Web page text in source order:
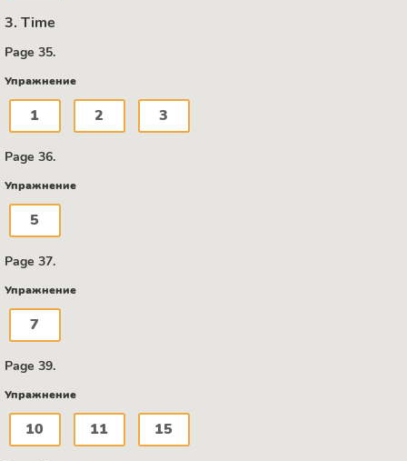
3. Time
Page 35.
Упражнение
1 2 3
Page 36.
Упражнение
5
Page 37.
Упражнение
7
Page 39.
Упражнение
10 11 15